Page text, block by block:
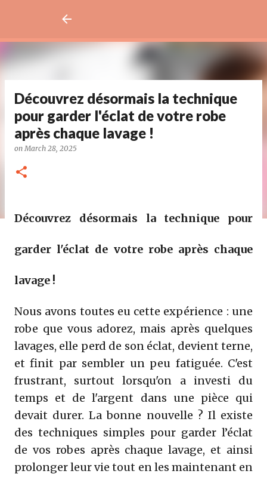
Découvrez désormais la technique
pour garder l'éclat de votre robe
après chaque lavage !
onMarch 28, 2025
Découvrez désormais la technique pour
garder l'éclat de votre robe après chaque
lavage !
Nous avons toutes eu cette expérience : une
robe que vous adorez, mais après quelques
lavages, elle perd de son éclat, devient terne,
et finit par sembler un peu fatiguée. C'est
frustrant, surtout lorsqu'on a investi du
temps et de l'argent dans une pièce qui
devait durer. La bonne nouvelle ? Il existe
des techniques simples pour garder l’éclat
de vos robes après chaque lavage, et ainsi
prolonger leur vie tout en les maintenant en